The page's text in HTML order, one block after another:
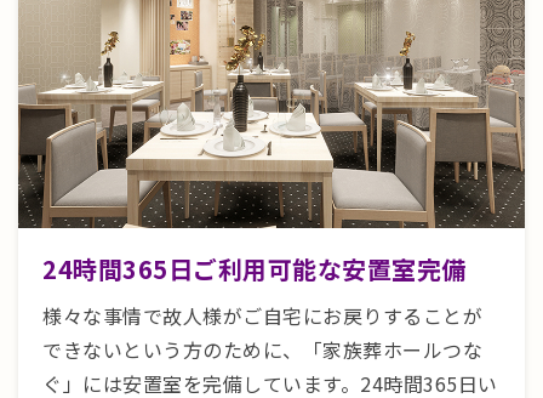
24時間365日ご利用可能な安置室完備
様々な事情で故人様がご自宅にお戻りすることが
できないという方のために、「家族葬ホールつな
ぐ」には安置室を完備しています。24時間365日い